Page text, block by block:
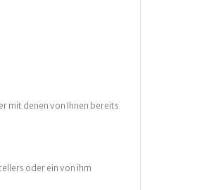
mit denen von Ihnen bereits
oder ein von ihm